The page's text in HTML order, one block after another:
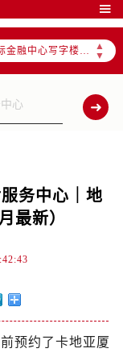

▲
▼
北京市朝阳区建国门外大街甲6号华熙国际中心写字楼D座11层1102室（需提前预约）
天津市和平区赤峰道136号天津国际金融中心写字楼26层2603室（需提前预约）
上海市徐汇区虹桥路3号港汇中心写字楼2座37层3705室（需提前预约）
南京市秦淮区中山南路1号（新街口）南京中心写字楼22层C1-1室（需提前预约）
扬州市邗江区国展路29号星耀天地写字楼1号楼18层1803室（需提前预约）
绍兴市越城区胜利东路379号世茂天际中心写字楼8层805室（需提前预约）
嘉兴市南湖区广益路705号嘉兴世界贸易中心写字楼A座13层1304室（需提前预约）
务中心｜地
最新）
预约了卡地亚厦